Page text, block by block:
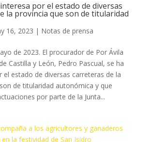
por el estado de diversas
la provincia que son de titularidad
16, 2023 | Notas de prensa
de 2023. El procurador de Por Ávila
Castilla y León, Pedro Pascual, se ha
el estado de diversas carreteras de la
de titularidad autonómica y que
por parte de la Junta...